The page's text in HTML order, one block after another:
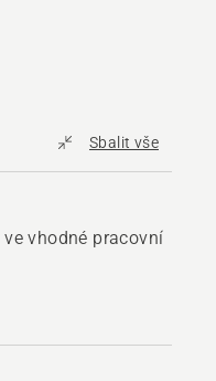
Sbalit vše
vhodné pracovní